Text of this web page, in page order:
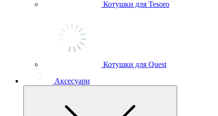
Котушки для Tesoro
Котушки для Quest
Аксесуари